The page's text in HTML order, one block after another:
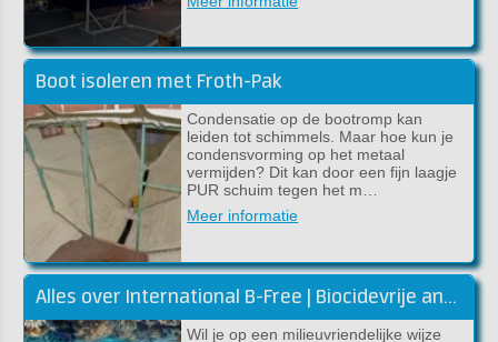
Boot isoleren met Froth-Pak
Condensatie op de bootromp kan
leiden tot schimmels. Maar hoe kun je
condensvorming op het metaal
vermijden? Dit kan door een fijn laagje
PUR schuim tegen het m…
Meer informatie
Alles over International B-Free | Biocidevrije antifouling
Wil je op een milieuvriendelijke wijze